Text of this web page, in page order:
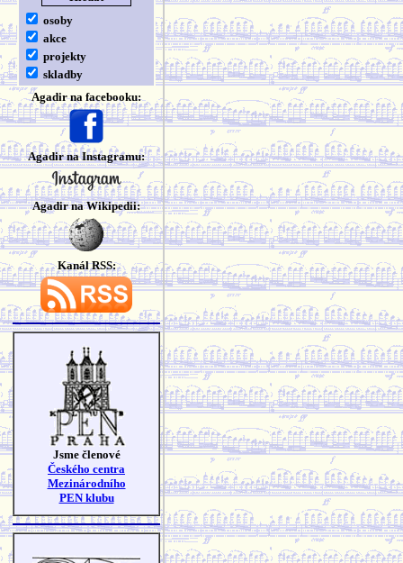
osoby
akce
projekty
skladby
Agadir na facebooku:
Agadir na Instagramu:
Agadir na Wikipedii:
Kanál RSS:
Jsme členové
Českého centra
Mezinárodního
PEN klubu